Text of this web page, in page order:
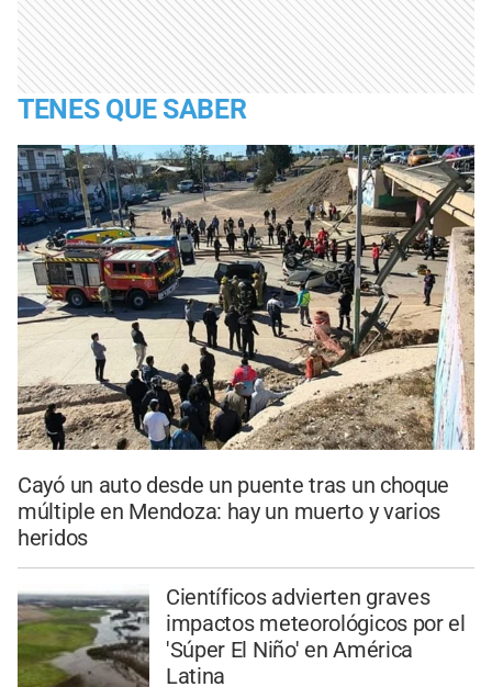
TENES QUE SABER
Cayó un auto desde un puente tras un choque
múltiple en Mendoza: hay un muerto y varios
heridos
Científicos advierten graves
impactos meteorológicos por el
'Súper El Niño' en América
Latina